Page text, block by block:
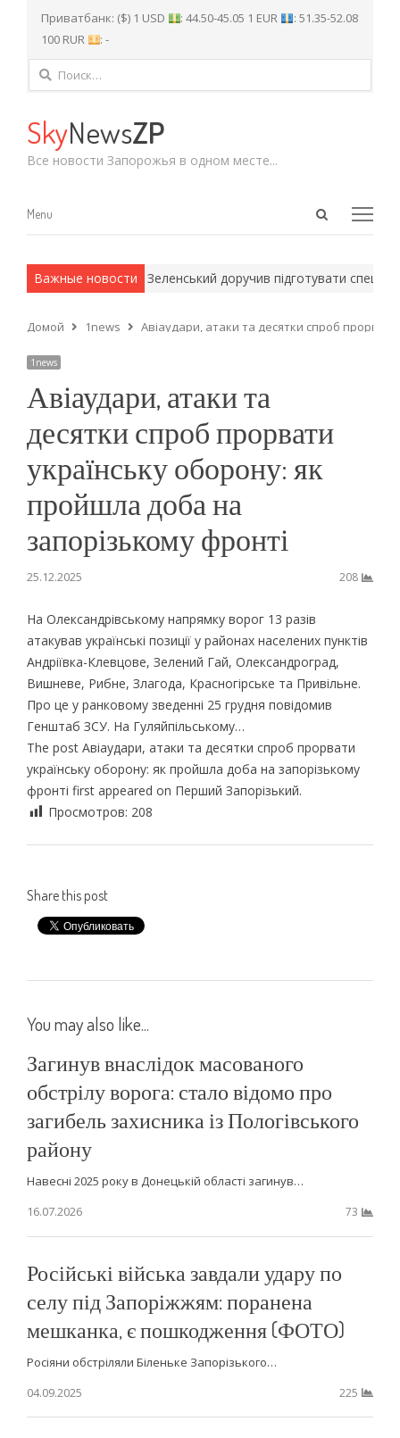
Приватбанк: ($) 1 USD : 44.50-45.05 1 EUR
: 51.35-52.08
100 RUR
: -
Найти:
SkyNewsZP
Все новости Запорожья в одном месте...
Open
Menu
Menu
Важные новости
армейские методы. Зеленський доручив підготувати
Домой 1news Авіаудари, атаки та десятки спроб
1news
Авіаудари, атаки та
десятки спроб прорвати
українську оборону: як
пройшла доба на
запорізькому фронті
25.12.2025 208
На Олександрівському напрямку ворог 13 разів
атакував українські позиції у районах населених пунктів
Андріївка-Клевцове, Зелений Гай, Олександроград,
Вишневе, Рибне, Злагода, Красногірське та Привільне.
Про це у ранковому зведенні 25 грудня повідомив
Генштаб ЗСУ. На Гуляйпільському…
The post Авіаудари, атаки та десятки спроб прорвати
українську оборону: як пройшла доба на запорізькому
фронті first appeared on Перший Запорізький.
Просмотров: 208
Share this post
You may also like...
Загинув внаслідок масованого
обстрілу ворога: стало відомо про
загибель захисника із Пологівського
району
Навесні 2025 року в Донецькій області загинув…
16.07.2026
73
Російські війська завдали удару по
селу під Запоріжжям: поранена
мешканка, є пошкодження (ФОТО)
Росіяни обстріляли Біленьке Запорізького…
04.09.2025
225